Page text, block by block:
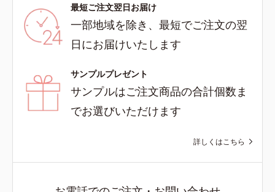
最短ご注文翌日お届け
一部地域を除き、最短でご注文の翌
日にお届けいたします
サンプルプレゼント
サンプルはご注文商品の合計個数ま
でお選びいただけます
詳しくはこちら